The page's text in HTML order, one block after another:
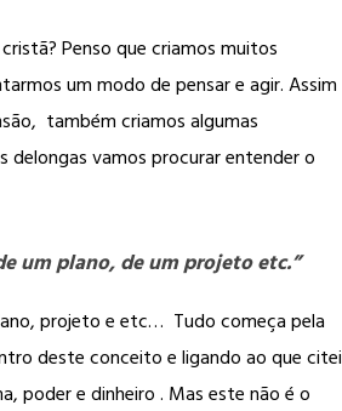
Penso que criamos muitos
um modo de pensar e agir. Assim
também criamos algumas
delongas vamos procurar entender o
um plano, de um projeto etc.”
projeto e etc… Tudo começa pela
deste conceito e ligando ao que citei
poder e dinheiro . Mas este não é o